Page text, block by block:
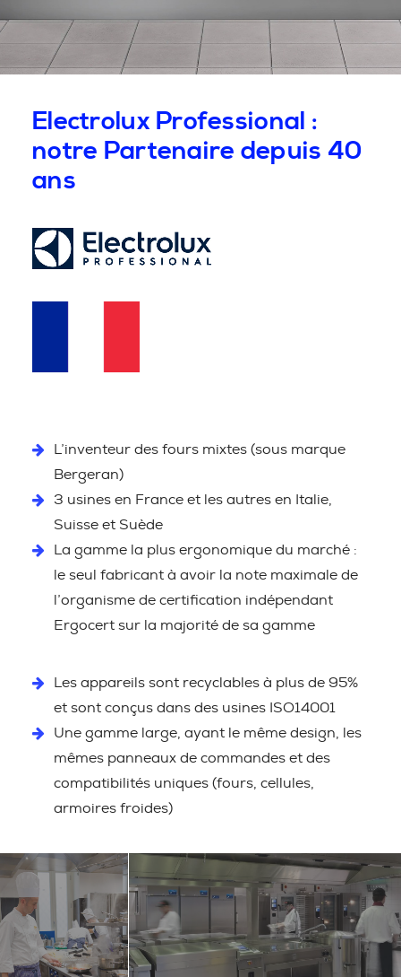
Electrolux Professional :
notre Partenaire depuis 40
ans
L’inventeur des fours mixtes (sous marque
Bergeran)
3 usines en France et les autres en Italie,
Suisse et Suède
La gamme la plus ergonomique du marché :
le seul fabricant à avoir la note maximale de
l’organisme de certification indépendant
Ergocert sur la majorité de sa gamme
Les appareils sont recyclables à plus de 95%
et sont conçus dans des usines ISO14001
Une gamme large, ayant le même design, les
mêmes panneaux de commandes et des
compatibilités uniques (fours, cellules,
armoires froides)